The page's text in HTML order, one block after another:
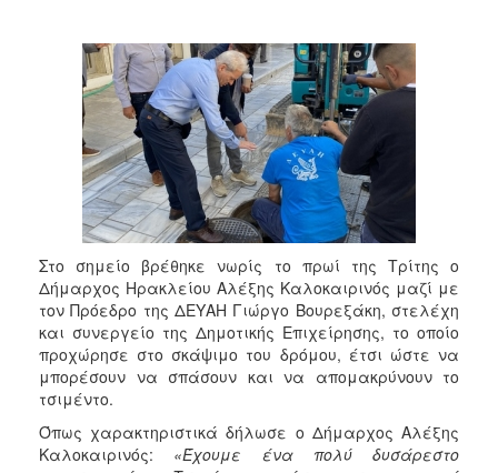
2016
2015
2013
2012
2011
2010
2006
ΤΟΠΟΣ
ΠΟΛΙΤΙΣΜΟΣ
Στο σημείο βρέθηκε νωρίς το πρωί της Τρίτης ο
Δήμαρχος Ηρακλείου Αλέξης Καλοκαιρινός μαζί με
τον Πρόεδρο της ΔΕΥΑΗ Γιώργο Βουρεξάκη, στελέχη
και συνεργείο της Δημοτικής Επιχείρησης, το οποίο
προχώρησε στο σκάψιμο του δρόμου, έτσι ώστε να
μπορέσουν να σπάσουν και να απομακρύνουν το
τσιμέντο.
Όπως χαρακτηριστικά δήλωσε ο Δήμαρχος Αλέξης
Καλοκαιρινός: «Έχουμε ένα πολύ δυσάρεστο